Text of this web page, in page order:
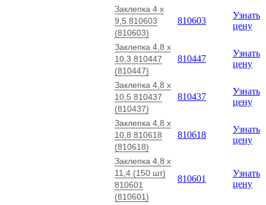
Заклепка 4 x
9,5 810603
(810603)
810603
Узнать
цену
Заклепка 4,8 x
10,3 810447
(810447)
810447
Узнать
цену
Заклепка 4,8 x
10,5 810437
(810437)
810437
Узнать
цену
Заклепка 4,8 x
10,8 810618
(810618)
810618
Узнать
цену
Заклепка 4,8 x
11,4 (150 шт)
810601
(810601)
810601
Узнать
цену